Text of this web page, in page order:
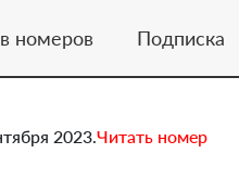
номеров Подписка
2023.Читать номер